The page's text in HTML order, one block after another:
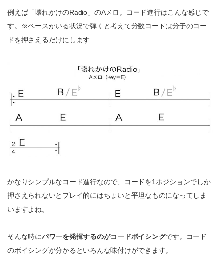
例えば「壊れかけのRadio 」のA メロ。コード進行はこんな感じで
す。※ベースがいる状況で弾くと考えて分数コードは分子のコー
ドを押さえるだけにします
かなりシンプルなコード進行なので、コードを1 ポジションでしか
押さえられないとプレイ的にはちょいと平坦なものになってしま
いますよね。
そんな時にパワーを発揮するのがコードボイシングです。コード
のボイシングが分かるといろんな味付けができます。